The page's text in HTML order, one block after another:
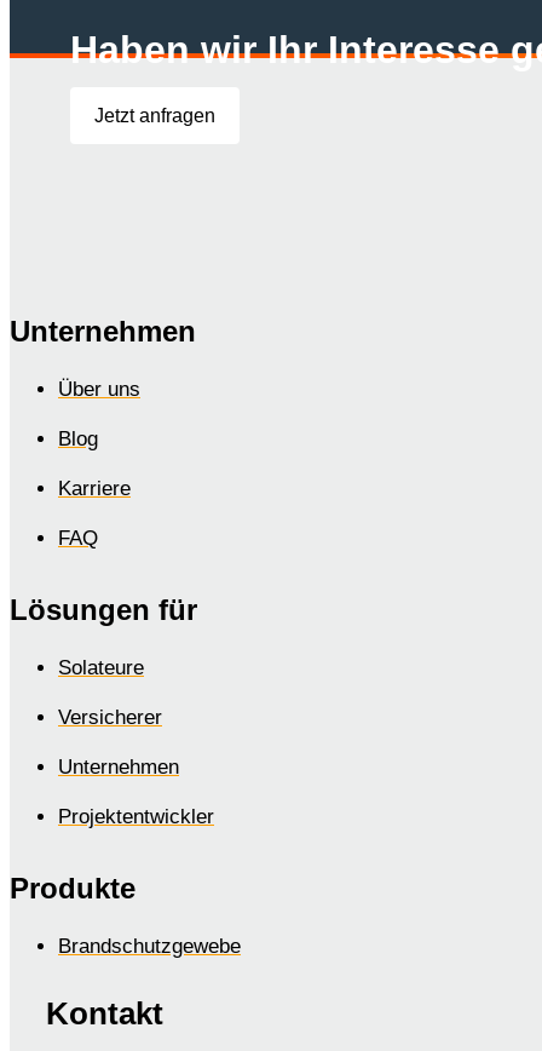
Haben wir Ihr Interesse
Jetzt anfragen
Unternehmen
Über uns
Blog
Karriere
FAQ
Lösungen für
Solateure
Versicherer
Unternehmen
Projektentwickler
Produkte
Brandschutzgewebe
Kontakt